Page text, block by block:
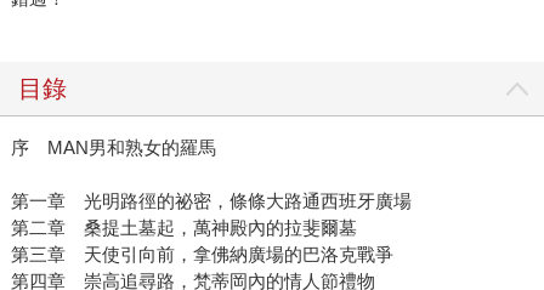
毫不費力的做起搜索工作，其實是另一種意義的偵探。 也因
為「逍遙散」，他創造了中醫師吳太白。吳太白需要大量既
痛又悲的眼淚作為「逍遙散」的藥引，於是找上倪克，倪克
敢、也從不出軌的中年男人的某種出口。 從「一帖藥」到
「九件事」，張國立用倪克串連了九個故事構成《偷眼淚的
天使》，而倪克也有自己的故事，故事講到最後，張國立
目錄
序 MAN男和熟女的羅馬
第一章 光明路徑的祕密，條條大路通西班牙廣場
第二章 桑提土墓起，萬神殿內的拉斐爾墓
第三章 天使引向前，拿佛納廣場的巴洛克戰爭
第四章 崇高追尋路，梵蒂岡內的情人節禮物